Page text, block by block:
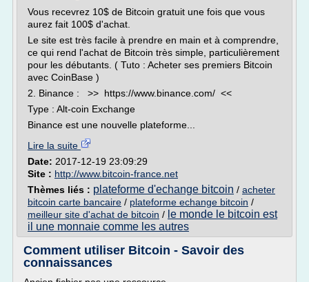
Vous recevrez 10$ de Bitcoin gratuit une fois que vous
aurez fait 100$ d'achat.
Le site est très facile à prendre en main et à comprendre,
ce qui rend l'achat de Bitcoin très simple, particulièrement
pour les débutants. ( Tuto : Acheter ses premiers Bitcoin
avec CoinBase )
2. Binance : >> https://www.binance.com/ <<
Type : Alt-coin Exchange
Binance est une nouvelle plateforme...
Lire la suite
Date: 2017-12-19 23:09:29
Site : http://www.bitcoin-france.net
Thèmes liés : plateforme d'echange bitcoin / acheter
bitcoin carte bancaire / plateforme echange bitcoin /
meilleur site d'achat de bitcoin / le monde le bitcoin est
il une monnaie comme les autres
Comment utiliser Bitcoin - Savoir des
connaissances